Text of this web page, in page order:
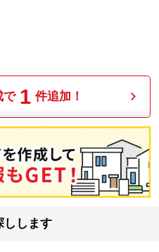
で 1 件追加！
しします